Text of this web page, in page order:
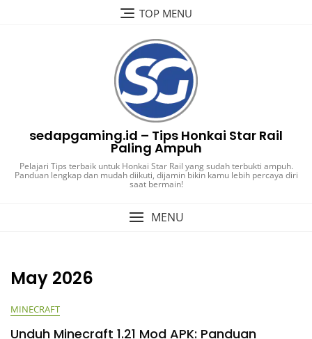
TOP MENU
sedapgaming.id – Tips Honkai Star Rail
Paling Ampuh
Pelajari Tips terbaik untuk Honkai Star Rail yang sudah terbukti ampuh.
Panduan lengkap dan mudah diikuti, dijamin bikin kamu lebih percaya diri
saat bermain!
MENU
May 2026
MINECRAFT
Unduh Minecraft 1.21 Mod APK: Panduan